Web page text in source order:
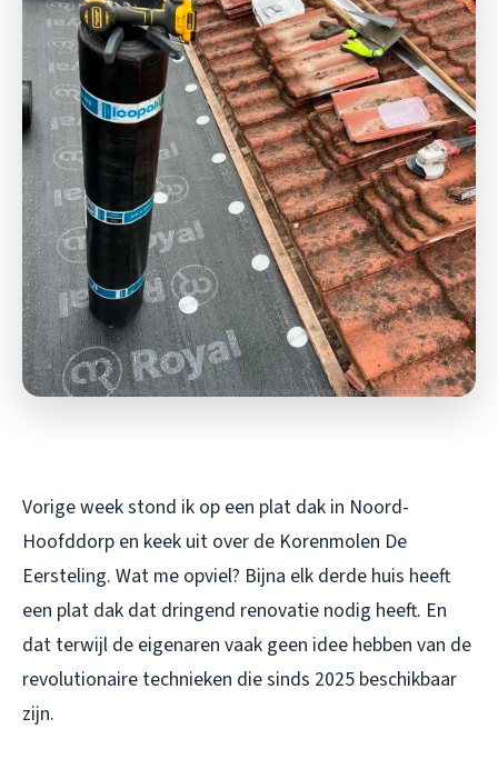
Vorige week stond ik op een plat dak in Noord-
Hoofddorp en keek uit over de Korenmolen De
Eersteling. Wat me opviel? Bijna elk derde huis heeft
een plat dak dat dringend renovatie nodig heeft. En
dat terwijl de eigenaren vaak geen idee hebben van de
revolutionaire technieken die sinds 2025 beschikbaar
zijn.